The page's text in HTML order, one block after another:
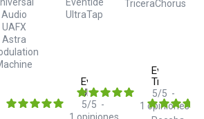
Eventide
UltraTap
5/5 -
Eventide
5/5 -
1 opiniones